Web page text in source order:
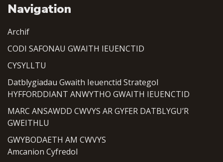
Navigation
Archif
CODI SAFONAU GWAITH IEUENCTID
CYSYLLTU
Datblygiadau Gwaith Ieuenctid Strategol
HYFFORDDIANT ANWYTHO GWAITH IEUENCTID
MARC ANSAWDD CWVYS AR GYFER DATBLYGU’R
GWEITHLU
GWYBODAETH AM CWVYS
Amcanion Cyfredol